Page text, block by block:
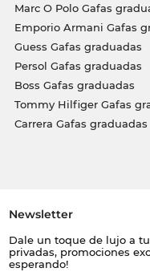
Marc O Polo Gafas
Emporio Armani Gafas
Guess Gafas graduadas
Persol Gafas graduadas
Boss Gafas graduadas
Tommy Hilfiger Gafas
Carrera Gafas graduadas
Newsletter
Dale un toque de lujo a
privadas, promociones
esperando!